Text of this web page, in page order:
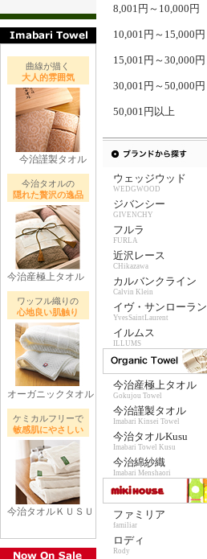
曲線が描く
大人的雰囲気
今治謹製タオル
今治タオルの
隠れた贅沢の逸品
今治産極上タオル
ワッフル織りの
心地良い肌触り
オーガニックタオル
ケミカルフリーで
敏感肌にやさしい
今治タオルＫＵＳＵ
8,001円～10,000円
10,001円～15,000円
15,001円～30,000円
30,001円～50,000円
50,001円以上
ウェッジウッド
WEDGWOOD
ジバンシー
GIVENCHY
フルラ
FURLA
近沢レース
CHikazawa
カルバンクライン
Calvin Klein
イヴ・サンローラン
YvesSaintLaurent
イルムス
ILLUMS
今治産極上タオル
Gokujou Towel
今治謹製タオル
Imabari Kinsei Towel
今治タオルKusu
Imabari Towel Kusu
今治綿紗織
Imabari Menshaori
ファミリア
familiar
ロディ
Rody